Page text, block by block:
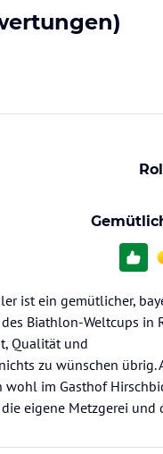
ist ein gemütlicher,
Biathlon-Weltcups in
Qualität und
zu wünschen
wohl im Gasthof
eigene Metzgerei und